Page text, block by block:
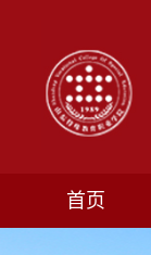
首页